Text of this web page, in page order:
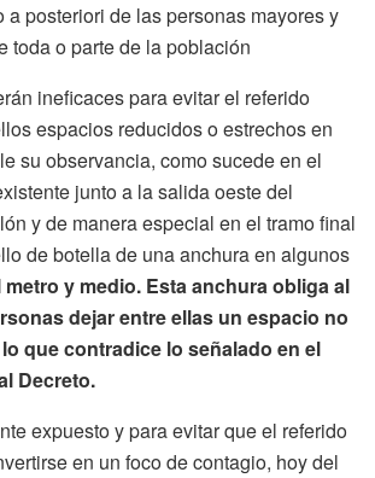
a posteriori de las personas mayores y
toda o parte de la población
ineficaces para evitar el referido
espacios reducidos o estrechos en
su observancia, como sucede en el
junto a la salida oeste del
y de manera especial en el tramo final
de botella de una anchura en algunos
metro y medio. Esta anchura obliga al
dejar entre ellas un espacio no
que contradice lo señalado en el
Decreto.
expuesto y para evitar que el referido
en un foco de contagio, hoy del